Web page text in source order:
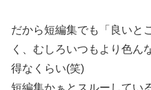
だから短編集でも「良いと
く、むしろいつもより色ん
得なくらい(笑)